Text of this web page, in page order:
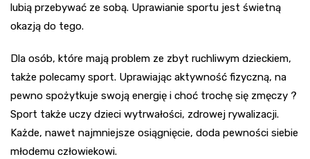
lubią przebywać ze sobą. Uprawianie sportu jest świetną
okazją do tego.
Dla osób, które mają problem ze zbyt ruchliwym dzieckiem,
także polecamy sport. Uprawiając aktywność fizyczną, na
pewno spożytkuje swoją energię i choć trochę się zmęczy ?
Sport także uczy dzieci wytrwałości, zdrowej rywalizacji.
Każde, nawet najmniejsze osiągnięcie, doda pewności siebie
młodemu człowiekowi.